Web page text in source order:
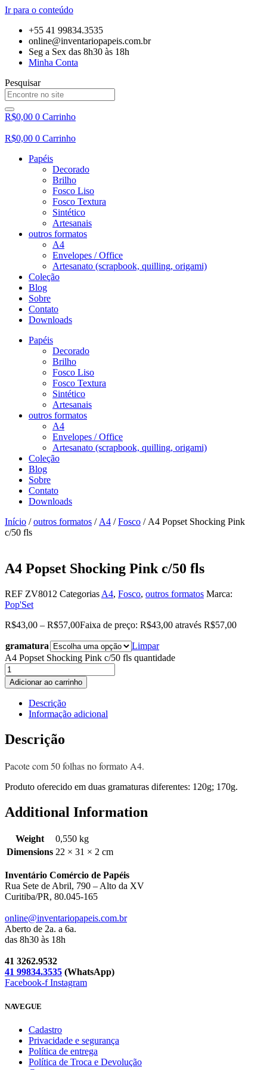
Ir para o conteúdo
+55 41 99834.3535
online@inventariopapeis.com.br
Seg a Sex das 8h30 às 18h
Minha Conta
Pesquisar
R$0,00 0 Carrinho
R$0,00 0 Carrinho
Papéis
Decorado
Brilho
Fosco Liso
Fosco Textura
Sintético
Artesanais
outros formatos
A4
Envelopes / Office
Artesanato (scrapbook, quilling, origami)
Coleção
Blog
Sobre
Contato
Downloads
Papéis
Decorado
Brilho
Fosco Liso
Fosco Textura
Sintético
Artesanais
outros formatos
A4
Envelopes / Office
Artesanato (scrapbook, quilling, origami)
Coleção
Blog
Sobre
Contato
Downloads
Início /outros formatos / A4 /Fosco / A4 Popset Shocking Pink
c/50 fls
A4 Popset Shocking Pink c/50 fls
REF ZV8012 Categorias A4, Fosco, outros formatos Marca:
Pop'Set
R$43,00 – R$57,00Faixa de preço: R$43,00 através R$57,00
gramatura
Limpar
A4 Popset Shocking Pink c/50 fls quantidade
Adicionar ao carrinho
Descrição
Informação adicional
Descrição
Pacote com 50 folhas no formato A4.
Produto oferecido em duas gramaturas diferentes: 120g; 170g.
Additional Information
Weight
0,550 kg
Dimensions 22 × 31 × 2 cm
Inventário Comércio de Papéis
Rua Sete de Abril, 790 – Alto da XV
Curitiba/PR, 80.045-165
online@inventariopapeis.com.br
Aberto de 2a. a 6a.
das 8h30 às 18h
41 3262.9532
41 99834.3535 (WhatsApp)
Facebook-f Instagram
NAVEGUE
Cadastro
Privacidade e segurança
Política de entrega
Política de Troca e Devolução